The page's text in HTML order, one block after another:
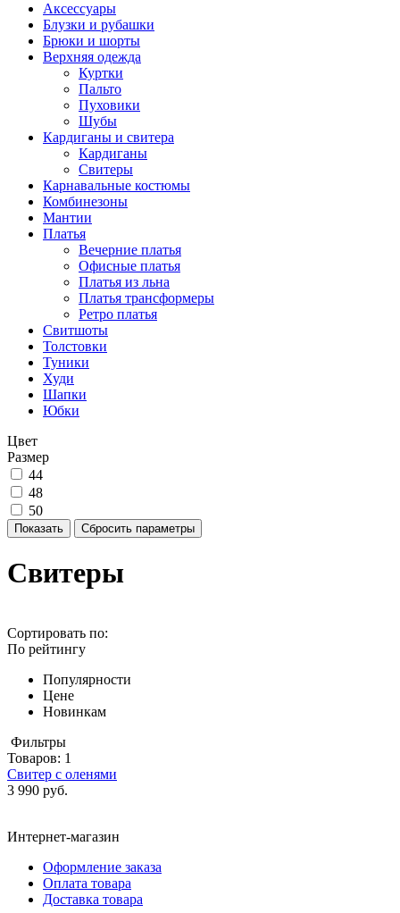
Аксессуары
Блузки и рубашки
Брюки и шорты
Верхняя одежда
Куртки
Пальто
Пуховики
Шубы
Кардиганы и свитера
Кардиганы
Свитеры
Карнавальные костюмы
Комбинезоны
Мантии
Платья
Вечерние платья
Офисные платья
Платья из льна
Платья трансформеры
Ретро платья
Свитшоты
Толстовки
Туники
Худи
Шапки
Юбки
Цвет
Размер
44
48
50
Свитеры
Сортировать по:
По рейтингу
Популярности
Цене
Новинкам
Фильтры
Товаров: 1
Свитер с оленями
3 990 руб.
Интернет-магазин
Оформление заказа
Оплата товара
Доставка товара